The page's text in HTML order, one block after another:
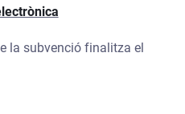
la subvenció finalitza el